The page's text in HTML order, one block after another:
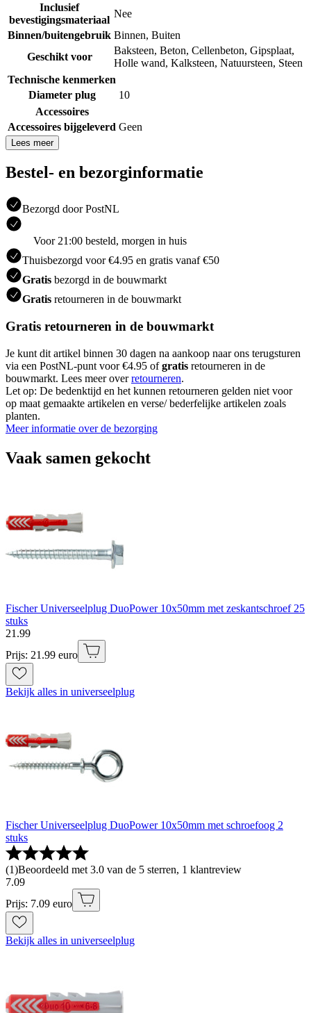
Inclusief
bevestigingsmateriaal
Nee
Binnen/buitengebruik Binnen, Buiten
Geschikt voor
Baksteen, Beton, Cellenbeton, Gipsplaat,
Holle wand, Kalksteen, Natuursteen, Steen
Technische kenmerken
Diameter plug
10
Accessoires
Accessoires bijgeleverd Geen
Lees meer
Bestel- en bezorginformatie
Bezorgd door PostNL
Voor 21:00 besteld, morgen in huis
Thuisbezorgd voor €4.95 en gratis vanaf €50
Gratis bezorgd in de bouwmarkt
Gratis retourneren in de bouwmarkt
Gratis retourneren in de bouwmarkt
Je kunt dit artikel binnen 30 dagen na aankoop naar ons terugsturen
via een PostNL-punt voor €4.95 ofgratis retourneren in de
bouwmarkt. Lees meer overretourneren.
Let op: De bedenktijd en het kunnen retourneren gelden niet voor
op maat gemaakte artikelen en verse/ bederfelijke artikelen zoals
planten.
Meer informatie over de bezorging
Vaak samen gekocht
Fischer Universeelplug DuoPower 10x50mm met zeskantschroef 25
stuks
21 .99
Prijs: 21.99 euro
Bekijk alles in universeelplug
Fischer Universeelplug DuoPower 10x50mm met schroefoog 2
stuks
(1)Beoordeeld met 3.0 van de 5 sterren, 1 klantreview
7.09
Prijs: 7.09 euro
Bekijk alles in universeelplug